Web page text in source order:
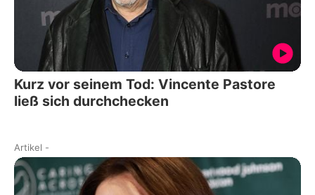
Kurz vor seinem Tod: Vincente Pastore
ließ sich durchchecken
Artikel -